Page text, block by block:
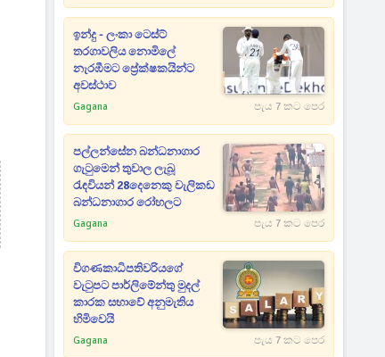
ඉන්දු - ලංකා ටෙස්ට්
තරගාවලිය නොමිලේ
නැරඹීමට ප්‍රේක්ෂකයින්ට
අවස්ථාව
Gagana පැය 7 කට පෙර
පල්ලන්සේන බන්ධනාගාර
ගැටුමෙන් තුවාල ලැබූ
රැඳවියන් 28දෙනෙකු වැලිකඩ
බන්ධනාගාර රෝහලට
Gagana පැය 7 කට පෙර
විගණකාධිපතිවරියගේ
වැටුපට පාර්ලිමේන්තු මුදල්
කාරක සභාවේ අනුමැතිය
හිමිවෙයි
Gagana පැය 7 කට පෙර